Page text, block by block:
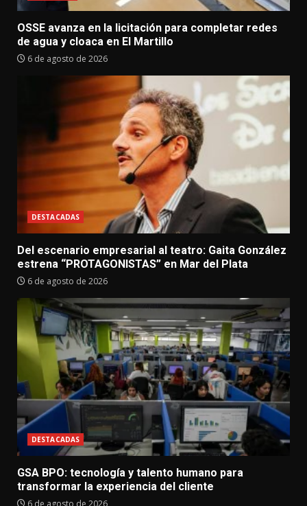
OSSE avanza en la licitación para completar redes
de agua y cloaca en El Martillo
6 de agosto de 2026
DESTACADAS
Del escenario empresarial al teatro: Gaita González
estrena “PROTAGONISTAS” en Mar del Plata
6 de agosto de 2026
DESTACADAS
GSA BPO: tecnología y talento humano para
transformar la experiencia del cliente
6 de agosto de 2026